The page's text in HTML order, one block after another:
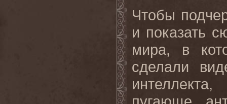
Чтобы
и показать
мира, в
сделали